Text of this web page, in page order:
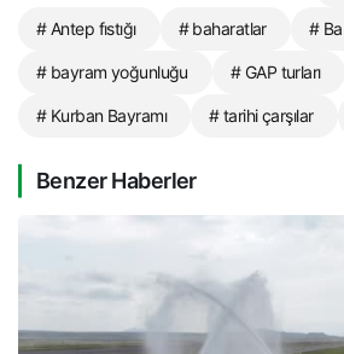
# Antep fıstığı # baharatlar #
# bayram yoğunluğu # GAP turları
# Kurban Bayramı # tarihi çarşılar
Benzer Haberler